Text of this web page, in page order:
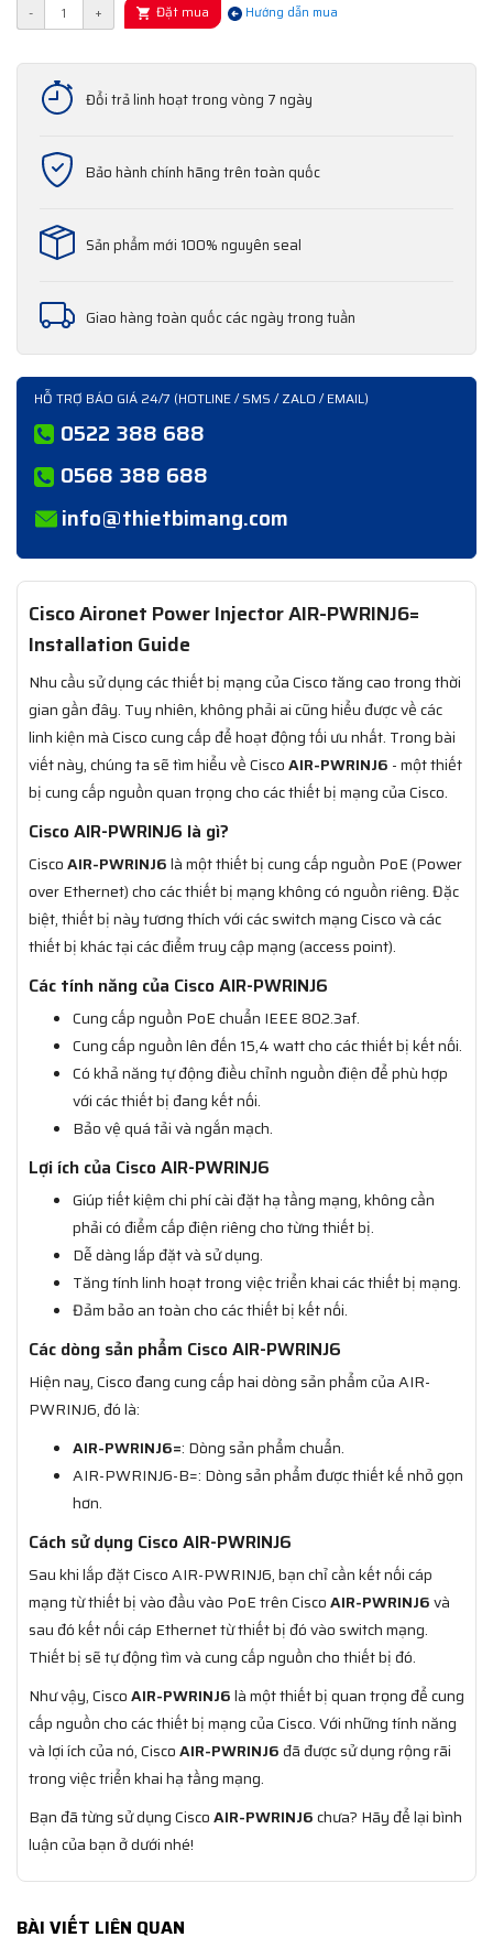
- + Đặt mua Hướng dẫn mua
Đổi trả linh hoạt trong vòng 7 ngày
Bảo hành chính hãng trên toàn quốc
Sản phẩm mới 100% nguyên seal
Giao hàng toàn quốc các ngày trong tuần
HỖ TRỢ BÁO GIÁ 24/7 (HOTLINE / SMS / ZALO / EMAIL)
0522 388 688
0568 388 688
info@thietbimang.com
Cisco Aironet Power Injector AIR-PWRINJ6=
Installation Guide
Nhu cầu sử dụng các thiết bị mạng của Cisco tăng cao trong thời
gian gần đây. Tuy nhiên, không phải ai cũng hiểu được về các
linh kiện mà Cisco cung cấp để hoạt động tối ưu nhất. Trong bài
viết này, chúng ta sẽ tìm hiểu về CiscoAIR-PWRINJ6 - một thiết
bị cung cấp nguồn quan trọng cho các thiết bị mạng của Cisco.
Cisco AIR-PWRINJ6 là gì?
CiscoAIR-PWRINJ6là một thiết bị cung cấp nguồn PoE (Power
over Ethernet) cho các thiết bị mạng không có nguồn riêng. Đặc
biệt, thiết bị này tương thích với các switch mạng Cisco và các
thiết bị khác tại các điểm truy cập mạng (access point).
Các tính năng của Cisco AIR-PWRINJ6
Cung cấp nguồn PoE chuẩn IEEE 802.3af.
Cung cấp nguồn lên đến 15,4 watt cho các thiết bị kết nối.
Có khả năng tự động điều chỉnh nguồn điện để phù hợp
với các thiết bị đang kết nối.
Bảo vệ quá tải và ngắn mạch.
Lợi ích của Cisco AIR-PWRINJ6
Giúp tiết kiệm chi phí cài đặt hạ tầng mạng, không cần
phải có điểm cấp điện riêng cho từng thiết bị.
Dễ dàng lắp đặt và sử dụng.
Tăng tính linh hoạt trong việc triển khai các thiết bị mạng.
Đảm bảo an toàn cho các thiết bị kết nối.
Các dòng sản phẩm Cisco AIR-PWRINJ6
Hiện nay, Cisco đang cung cấp hai dòng sản phẩm của AIR-
PWRINJ6, đó là:
AIR-PWRINJ6=: Dòng sản phẩm chuẩn.
AIR-PWRINJ6-B=: Dòng sản phẩm được thiết kế nhỏ gọn
hơn.
Cách sử dụng Cisco AIR-PWRINJ6
Sau khi lắp đặt Cisco AIR-PWRINJ6, bạn chỉ cần kết nối cáp
mạng từ thiết bị vào đầu vào PoE trên CiscoAIR-PWRINJ6và
sau đó kết nối cáp Ethernet từ thiết bị đó vào switch mạng.
Thiết bị sẽ tự động tìm và cung cấp nguồn cho thiết bị đó.
Như vậy, CiscoAIR-PWRINJ6là một thiết bị quan trọng để cung
cấp nguồn cho các thiết bị mạng của Cisco. Với những tính năng
và lợi ích của nó, CiscoAIR-PWRINJ6 đã được sử dụng rộng rãi
trong việc triển khai hạ tầng mạng.
Bạn đã từng sử dụng CiscoAIR-PWRINJ6chưa? Hãy để lại bình
luận của bạn ở dưới nhé!
BÀI VIẾT LIÊN QUAN